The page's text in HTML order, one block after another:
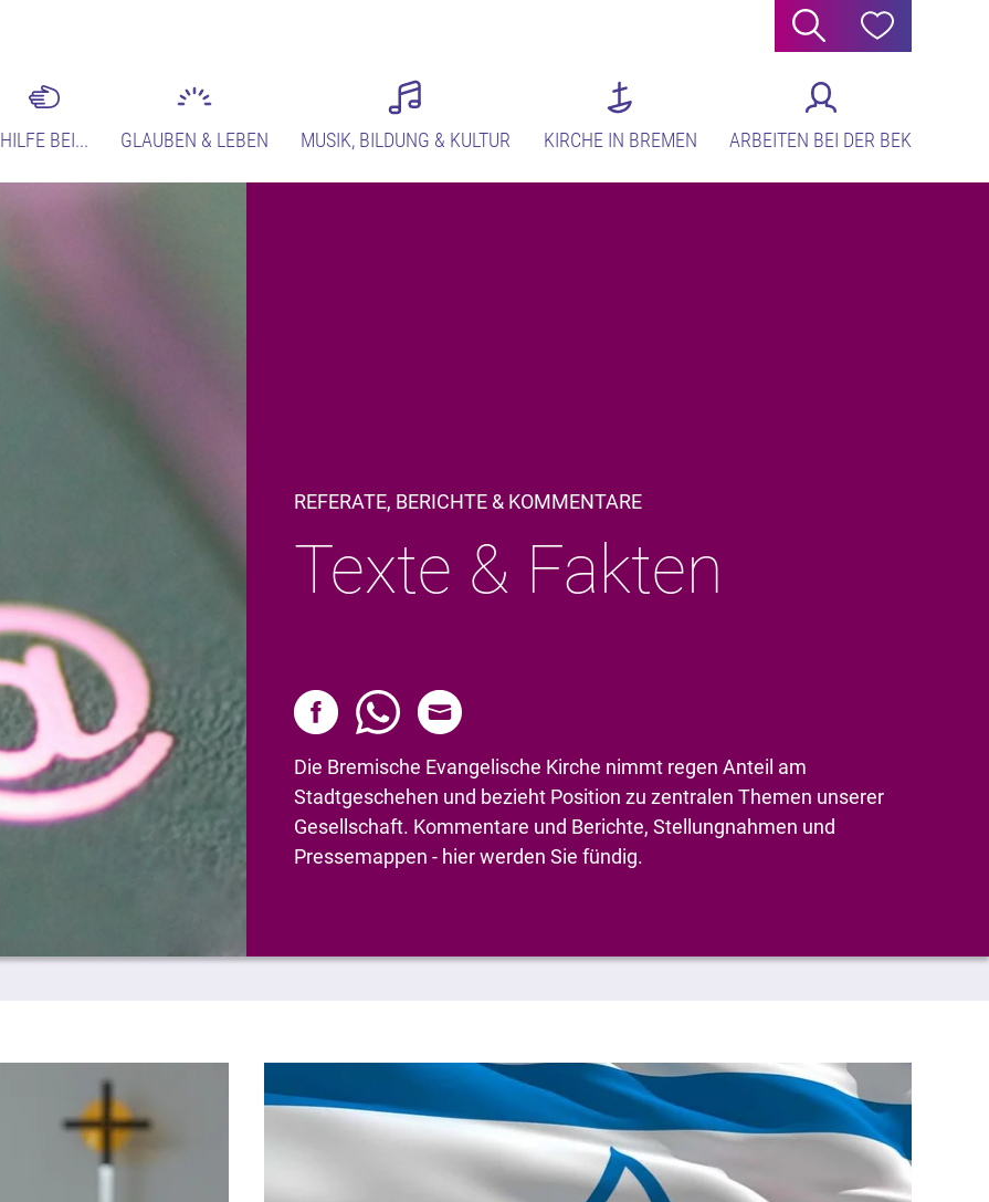
Suche Hilfe
HILFE BEI... GLAUBEN & LEBEN MUSIK, BILDUNG & KULTUR KIRCHE IN BREMEN ARBEITEN BEI DER BEK
REFERATE, BERICHTE & KOMMENTARE
Texte & Fakten
Die Bremische Evangelische Kirche nimmt regen Anteil am
Stadtgeschehen und bezieht Position zu zentralen Themen unserer
Gesellschaft. Kommentare und Berichte, Stellungnahmen und
Pressemappen - hier werden Sie fündig.